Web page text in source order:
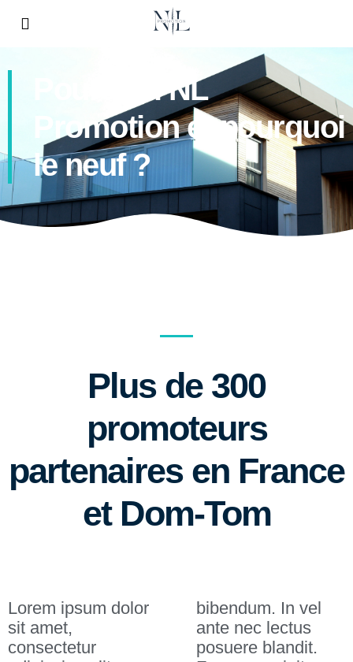
Pourquoi NL
Promotion et pourquoi
le neuf ?
Plus de 300
promoteurs
partenaires en France
et Dom-Tom
Lorem ipsum dolor
sit amet,
consectetur
bibendum. In vel
ante nec lectus
posuere blandit.